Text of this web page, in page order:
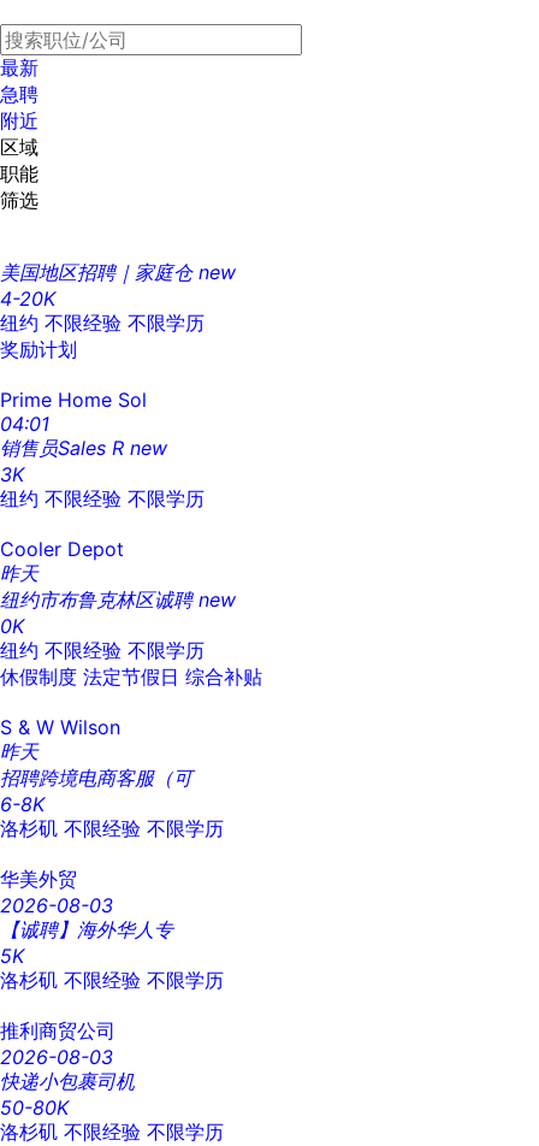
最新
急聘
附近
区域
职能
筛选
美国地区招聘｜家庭仓 new
4-20K
纽约 不限经验 不限学历
奖励计划
Prime Home Sol
04:01
销售员Sales R new
3K
纽约 不限经验 不限学历
Cooler Depot
昨天
纽约市布鲁克林区诚聘 new
0K
纽约 不限经验 不限学历
休假制度 法定节假日 综合补贴
S & W Wilson
昨天
招聘跨境电商客服（可
6-8K
洛杉矶 不限经验 不限学历
华美外贸
2026-08-03
【诚聘】海外华人专
5K
洛杉矶 不限经验 不限学历
推利商贸公司
2026-08-03
快递小包裹司机
50-80K
洛杉矶 不限经验 不限学历